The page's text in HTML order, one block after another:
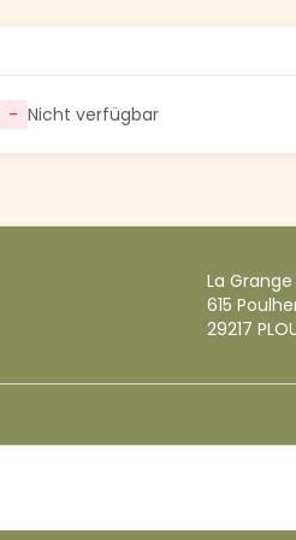
- Nicht verfügbar
La
615
29217